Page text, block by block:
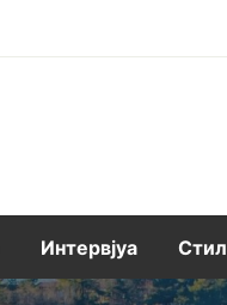
Интервјуа Стил